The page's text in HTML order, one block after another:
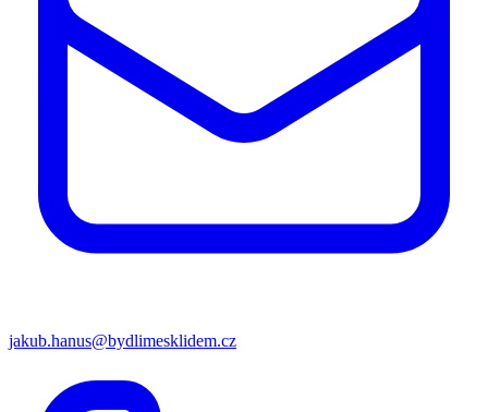
jakub.hanus@bydlimesklidem.cz